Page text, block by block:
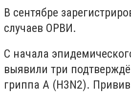
В сентябре
случаев ОРВИ.
С начала
выявили три
гриппа А (H3N2).